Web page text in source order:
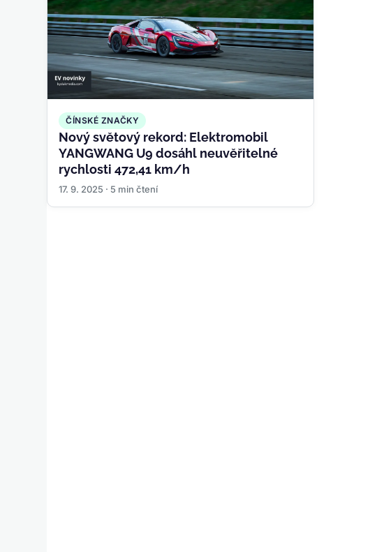
ČÍNSKÉ ZNAČKY
Nový světový rekord: Elektromobil
YANGWANG U9 dosáhl neuvěřitelné
rychlosti 472,41 km/h
17. 9. 2025 · 5 min čtení